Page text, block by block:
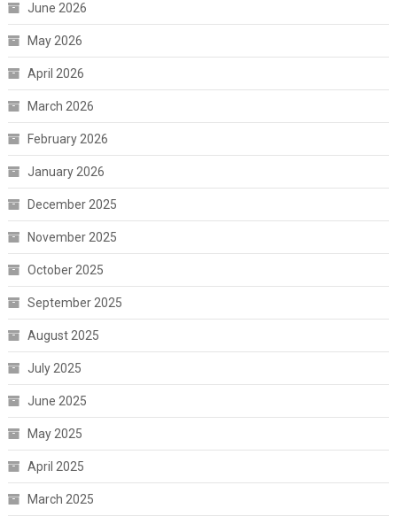
June 2026
May 2026
April 2026
March 2026
February 2026
January 2026
December 2025
November 2025
October 2025
September 2025
August 2025
July 2025
June 2025
May 2025
April 2025
March 2025